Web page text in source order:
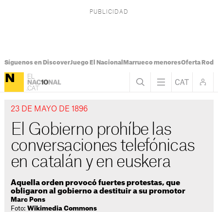
Síguenos en DiscoverJuego El Nacional Marrueco menoresOferta
23 DE MAYO DE 1896
El Gobierno prohíbe las
conversaciones telefónicas
en catalán y en euskera
Aquella orden provocó fuertes protestas, que
obligaron al gobierno a destituir a su promotor
Marc Pons
Foto:Wikimedia Commons